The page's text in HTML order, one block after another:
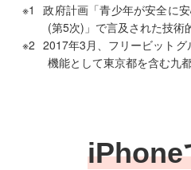
※1
政府計画「青少年が安全に
(第5次)」で言及された技術
※2 2017年3月、フリービット
機能として東京都を含む九
iPhone